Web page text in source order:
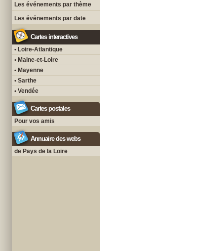
Les événements par thème
Les événements par date
Cartes interactives
• Loire-Atlantique
• Maine-et-Loire
• Mayenne
• Sarthe
• Vendée
Cartes postales
Pour vos amis
Annuaire des webs
de Pays de la Loire